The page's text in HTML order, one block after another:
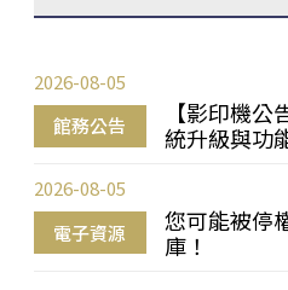
館務公告
【影印機
統升級與功
2026-08-05
電子資源
您可能被停
庫！
2026-08-05